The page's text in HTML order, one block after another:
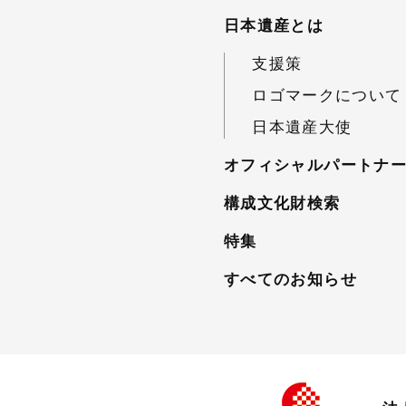
日本遺産とは
支援策
ロゴマークについて
日本遺産大使
オフィシャルパートナ
構成文化財検索
特集
すべてのお知らせ